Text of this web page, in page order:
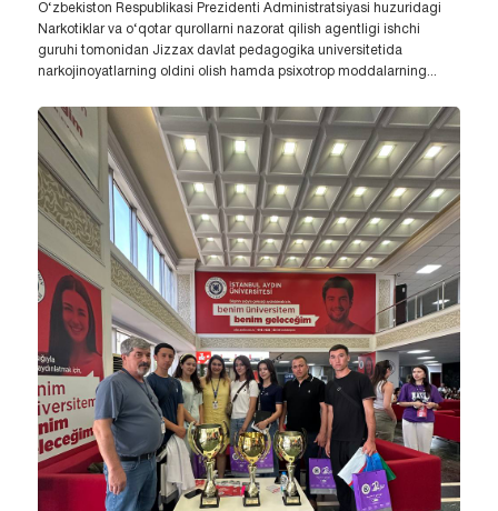
O‘zbekiston Respublikasi Prezidenti Administratsiyasi huzuridagi
Narkotiklar va o‘qotar qurollarni nazorat qilish agentligi ishchi
guruhi tomonidan Jizzax davlat pedagogika universitetida
narkojinoyatlarning oldini olish hamda psixotrop moddalarning...